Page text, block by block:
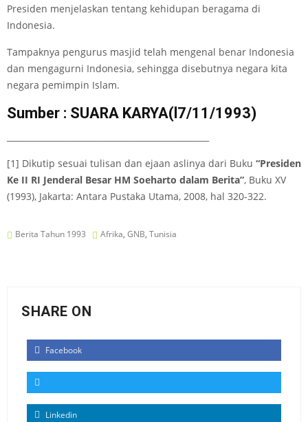
Presiden menjelaskan tentang kehidupan beragama di
Indonesia.
Tampaknya pengurus masjid telah mengenal benar Indonesia
dan mengagurni Indonesia, sehingga disebutnya negara kita
negara pemimpin Islam.
Sumber : SUARA KARYA(l7/11/1993)
[1] Dikutip sesuai tulisan dan ejaan aslinya dari Buku “Presiden
Ke II RI Jenderal Besar HM Soeharto dalam Berita”, Buku XV
(1993), Jakarta: Antara Pustaka Utama, 2008, hal 320-322.
Berita Tahun 1993 Afrika, GNB, Tunisia
SHARE ON
Facebook
Linkedin